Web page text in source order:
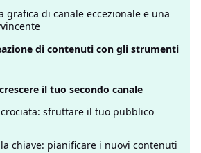
grafica di canale eccezionale e una
di contenuti con gli strumenti
il tuo secondo canale
sfruttare il tuo pubblico
la chiave: pianificare i nuovi contenuti